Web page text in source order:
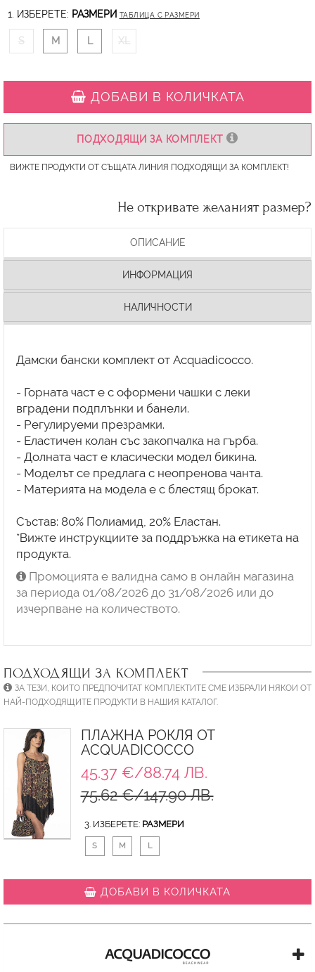
1. ИЗБЕРЕТЕ: РАЗМЕРИ ТАБЛИЦА С РАЗМЕРИ
S M L XL
ДОБАВИ В КОЛИЧКАТА
ПОДХОДЯЩИ ЗА КОМПЛЕКТ
ВИЖТЕ ПРОДУКТИ ОТ СЪЩАТА ЛИНИЯ ПОДХОДЯЩИ ЗА КОМПЛЕКТ!
Не откривате желаният размер?
ОПИСАНИЕ
ИНФОРМАЦИЯ
НАЛИЧНОСТИ
Дамски бански комплект от Acquadicocco.
- Горната част е с оформени чашки с леки
вградени подплънки и банели.
- Регулируеми презрамки.
- Еластичен колан със закопчалка на гърба.
- Долната част е класически модел бикина.
- Моделът се предлага с неопренова чанта.
- Материята на модела е с блестящ брокат.
Състав: 80% Полиамид, 20% Еластан.
*Вижте инструкциите за поддръжка на етикета на
продукта.
Промоцията е валидна само в онлайн магазина
за периода 01/08/2026 до 31/08/2026 или до
изчерпване на количеството.
ПОДХОДЯЩИ ЗА КОМПЛЕКТ
ЗА ТЕЗИ, КОИТО ПРЕДПОЧИТАТ КОМПЛЕКТИТЕ СМЕ ИЗБРАЛИ НЯКОИ ОТ
НАЙ-ПОДХОДЯЩИТЕ ПРОДУКТИ В НАШИЯ КАТАЛОГ.
ПЛАЖНА РОКЛЯ ОТ
ACQUADICOCCO
45.37 €/88.74 ЛВ.
75.62 €/147.90 ЛВ.
3. ИЗБЕРЕТЕ: РАЗМЕРИ
S M L
ДОБАВИ В КОЛИЧКАТА